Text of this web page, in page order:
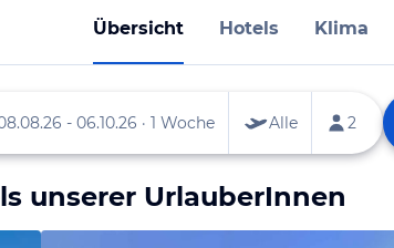
Übersicht Hotels Klima
unserer UrlauberInnen